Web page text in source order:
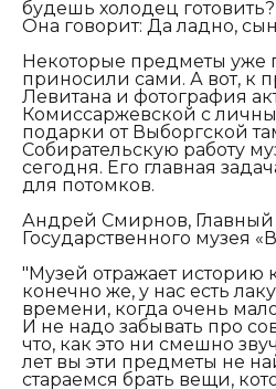
будешь холодец готовить?
Она говорит: Да ладно,
Некоторые предметы уже
приносили сами. А вот, к
Левитана и фотография
Комиссаржевской с
подарки от Выборгской
Собирательскую работу
сегодня. Его главная
для потомков.
Андрей Смирнов, Главный
Государственного музея
"Музей отражает историю
конечно же, у нас есть
времени, когда очень
И не надо забывать про
что, как это ни смешно
лет вы эти предметы не
стараемся брать вещи,